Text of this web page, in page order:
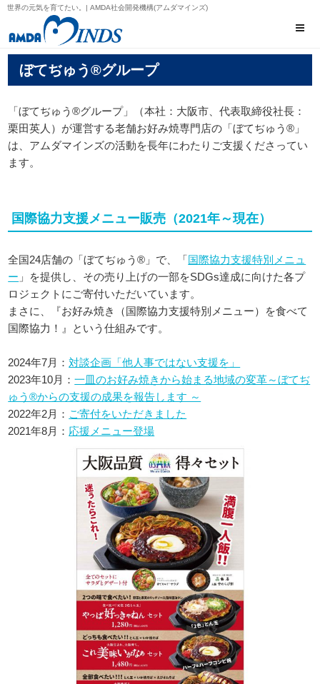
世界の元気を育てたい。| AMDA社会開発機構(アムダマインズ)
ぼてぢゅう®グループ
「ぼてぢゅう®グループ」（本社：大阪市、代表取締役社長：
栗田英人）が運営する老舗お好み焼専門店の「ぼてぢゅう®」
は、アムダマインズの活動を長年にわたりご支援くださってい
ます。
国際協力支援メニュー販売（2021年～現在）
全国24店舗の「ぼてぢゅう®」で、「国際協力支援特別メニュ
ー 」を提供し、その売り上げの一部をSDGs達成に向けた各プ
ロジェクトにご寄付いただいています。
まさに、『お好み焼き（国際協力支援特別メニュー）を食べて
国際協力！』という仕組みです。
2024年7月：対談企画「他人事ではない支援を」
2023年10月：一皿のお好み焼きから始まる地域の変革～ぼてぢ
ゅう®からの支援の成果を報告します ～
2022年2月： ご寄付をいただきました
2021年8月： 応援メニュー登場